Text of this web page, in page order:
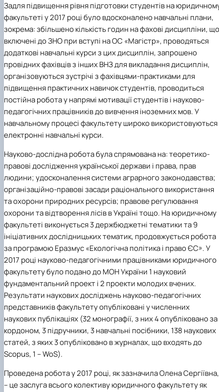
Задля підвищення рівня підготовки студентів на
факультеті у 2017 році було вдосконалено навчальні плани,
зокрема: збільшено кількість годин на фахові дисципліни, що
включені до ЗНО при вступі на ОС «Магістр», проводяться
додаткові навчальні курси з цих дисциплін, запрошено
провідних фахівців з інших ВНЗ для викладання дисциплін,
організовуються зустрічі з фахівцями-практиками для
підвищення практичних навичок студентів, проводиться
постійна робота у напрямі мотивації студентів і науково-
педагогічних працівників до вивчення іноземних мов. У
навчальному процесі факультету широко використовуються
електронні навчальні курси.
Науково-дослідна роботабула спрямована на: теоретико-
правові дослідження української держави і права, прав
людини; удосконалення системи аграрного законодавства;
організаційно-правові засади раціонального використання
та охорони природних ресурсів; правове регулювання
охорони та відтворення лісів в Україні тощо. На юридичному
факультеті виконується 3 держбюджетні тематики та 9
ініціативних дослідницьких тематик, продовжується робота
за програмою Еразмус «Екологічна політика і право ЄС». У
2017 році науково-педагогічними працівниками юридичного
факультету було подано до МОН України 1 науковий
фундаментальний проект і 2 проекти молодих вчених.
Результати наукових досліджень науково-педагогічних
представників факультету опубліковані у численних
наукових публікаціях (32 монографії, з них 4 опубліковано за
кордоном, 3 підручники, 3 навчальні посібники, 138 наукових
статей, з яких 3 опубліковано в журналах, що входять до
Scopus, 1 –WoS).
Проведена робота у 2017 році, як зазначила Олена Сергіївна,
– це заслуга всього колективу юридичного факультету як